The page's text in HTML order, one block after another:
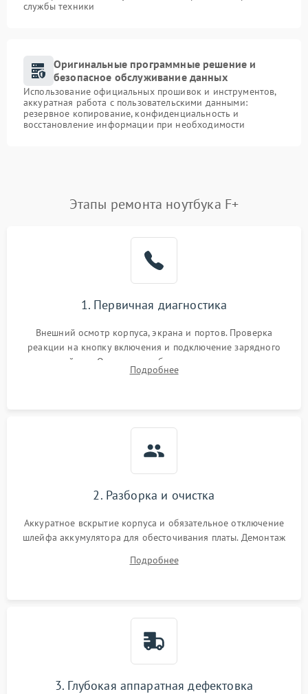
службы техники
Оригинальные программные решение и
безопасное обслуживание данных
Использование официальных прошивок и инструментов,
аккуратная работа с пользовательскими данными:
резервное копирование, конфиденциальность и
восстановление информации при необходимости
Этапы ремонта ноутбука F+
1. Первичная диагностика
Внешний осмотр корпуса, экрана и портов. Проверка
реакции на кнопку включения и подключение зарядного
устройства. Оценка потребления тока с помощью
лабораторного блока питания для локализации проблемы.
Подробнее
2. Разборка и очистка
Аккуратное вскрытие корпуса и обязательное отключение
шлейфа аккумулятора для обесточивания платы. Демонтаж
высохшей термопасты с кристаллов чипов.
Подробнее
3. Глубокая аппаратная дефектовка